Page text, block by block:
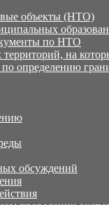
объекты (НТО)
по НТО
на
определению
обсуждений